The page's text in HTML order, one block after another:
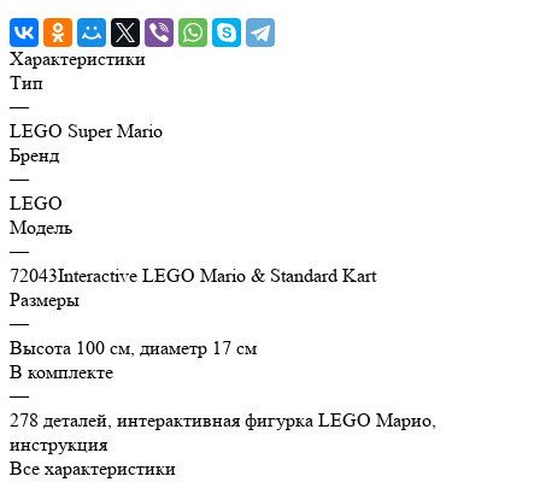
Характеристики
Тип
—
LEGO Super Mario
Бренд
—
LEGO
Модель
—
72043Interactive LEGO Mario & Standard Kart
Размеры
—
Высота 100 см, диаметр 17 см
В комплекте
—
278 деталей, интерактивная фигурка LEGO Марио,
инструкция
Все характеристики